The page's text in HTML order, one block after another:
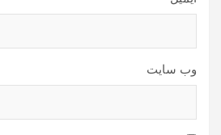
وب‌ سایت